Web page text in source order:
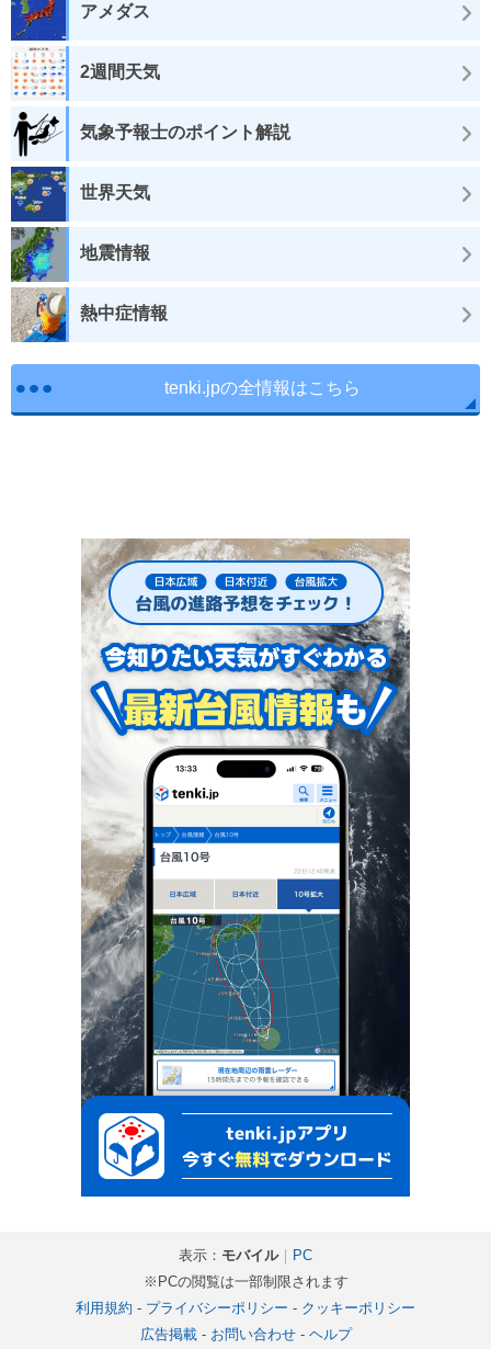
アメダス
2週間天気
気象予報士のポイント解説
世界天気
地震情報
熱中症情報
tenki.jpの全情報はこちら
表示： モバイル｜ PC
※PCの閲覧は一部制限されます
利用規約 - プライバシーポリシー - クッキーポリシー
広告掲載- お問い合わせ- ヘルプ